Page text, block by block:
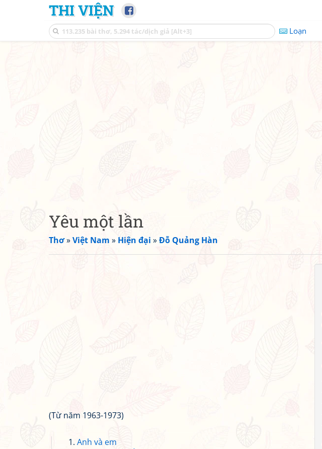
THI VIỆN
Loạn
Yêu một lần
Thơ»Việt Nam » Hiện đại »Đỗ Quảng Hàn
(Từ năm 1963-1973)
Anh và em